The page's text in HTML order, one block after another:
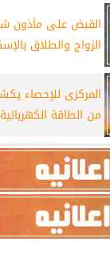
القبض على مأذون
الزواج والطلاق
المركزى للإحصاء
من الطاقة الكهربائية